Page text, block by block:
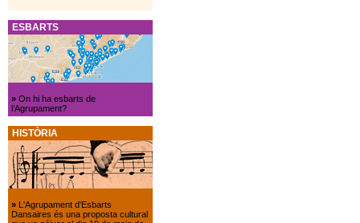
ESBARTS
»On hi ha esbarts de
l’Agrupament?
HISTÒRIA
» L'Agrupament d'Esbarts
Dansaires és una proposta cultural